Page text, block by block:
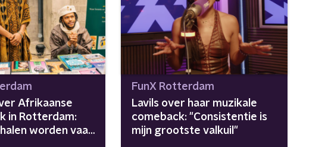
Afrikaanse
in Rotterdam:
worden vaak
FunX Rotterdam
Lavils over haar muzikale
comeback: "Consistentie is
mijn grootste valkuil"